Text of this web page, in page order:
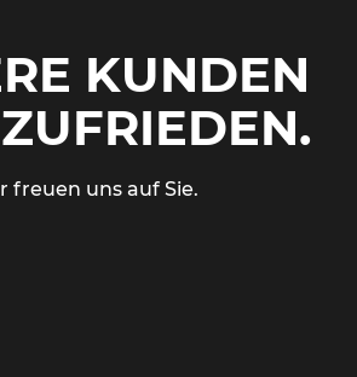
KUNDEN
freuen uns auf Sie.